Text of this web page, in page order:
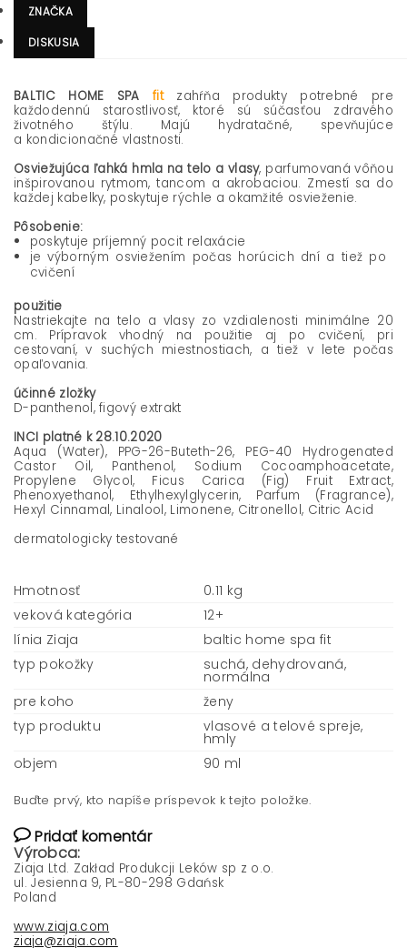
ZNAČKA
DISKUSIA
BALTIC HOME SPA fitzahŕňa produkty potrebné pre
každodennú starostlivosť, ktoré sú súčasťou zdravého
životného štýlu. Majú hydratačné, spevňujúce
a kondicionačné vlastnosti.
Osviežujúca ľahká hmla na telo a vlasy, parfumovaná vôňou
inšpirovanou rytmom, tancom a akrobaciou. Zmestí sa do
každej kabelky, poskytuje rýchle a okamžité osvieženie.
Pôsobenie:
poskytuje príjemný pocit relaxácie
je výborným osviežením počas horúcich dní a tiež po
cvičení
použitie
Nastriekajte na telo a vlasy zo vzdialenosti minimálne 20
cm. Prípravok vhodný na použitie aj po cvičení, pri
cestovaní, v suchých miestnostiach, a tiež v lete počas
opaľovania.
účinné zložky
D-panthenol, figový extrakt
INCI platné k 28.10.2020
Aqua (Water), PPG-26-Buteth-26, PEG-40 Hydrogenated
Castor Oil, Panthenol, Sodium Cocoamphoacetate,
Propylene Glycol, Ficus Carica (Fig) Fruit Extract,
Phenoxyethanol, Ethylhexylglycerin, Parfum (Fragrance),
Hexyl Cinnamal, Linalool, Limonene, Citronellol, Citric Acid
dermatologicky testované
Hmotnosť
0.11 kg
veková kategória
12+
línia Ziaja
baltic home spa fit
typ pokožky
suchá, dehydrovaná,
normálna
pre koho
ženy
typ produktu
vlasové a telové spreje,
hmly
objem
90 ml
Buďte prvý, kto napíše príspevok k tejto položke.
Pridať komentár
Výrobca:
Ziaja Ltd. Zakład Produkcji Leków sp z o.o.
ul. Jesienna 9, PL-80-298 Gdańsk
Poland
www.ziaja.com
ziaja@ziaja.com